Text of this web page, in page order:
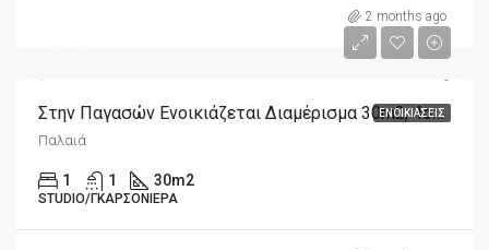
2 months ago
ΕΝΟΙΚΙΆΣΕΙΣ
Στην Παγασών Ενοικιάζεται Διαμέρισμα 30m2, 4ου Ορόφου
Παλαιά
1 1 30m2
STUDIO/ΓΚΑΡΣΟΝΙΈΡΑ